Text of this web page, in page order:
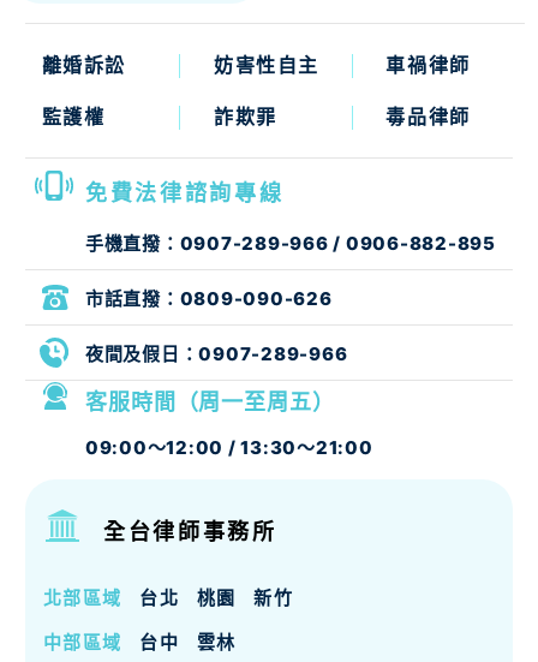
離婚訴訟 妨害性自主 車禍律師
監護權 詐欺罪 毒品律師
免費法律諮詢專線
手機直撥： 0907-289-966 / 0906-882-895
市話直撥： 0809-090-626
客服時間（周一至周五）
09:00～12:00 / 13:30～21:00
夜間及假日：0907-289-966
全台律師事務所
北部區域 台北 桃園 新竹
中部區域 台中 雲林